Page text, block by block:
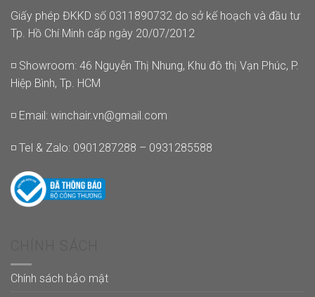
Giấy phép ĐKKD số 0311890732 do sở kế hoạch và đầu tư
Tp. Hồ Chí Minh cấp ngày 20/07/2012
◽ Showroom: 46 Nguyễn Thị Nhung, Khu đô thị Vạn Phúc, P.
Hiệp Bình, Tp. HCM
◽ Email: winchair.vn@gmail.com
◽ Tel & Zalo: 0901287288 – 0931285588
Chính sách bảo mật